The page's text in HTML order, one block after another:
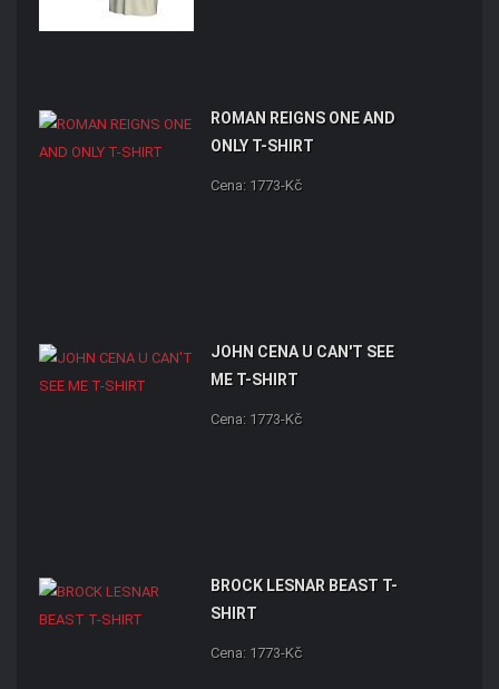
ROMAN REIGNS ONE AND
ONLY T-SHIRT
Cena: 1773-Kč
JOHN CENA U CAN'T SEE
ME T-SHIRT
Cena: 1773-Kč
BROCK LESNAR BEAST T-
SHIRT
Cena: 1773-Kč